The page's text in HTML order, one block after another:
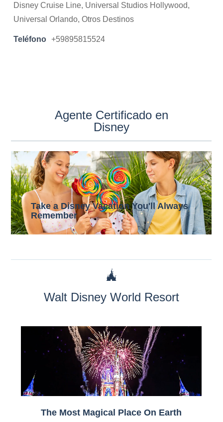
Disney Cruise Line, Universal Studios Hollywood,
Universal Orlando, Otros Destinos
Teléfono +59895815524